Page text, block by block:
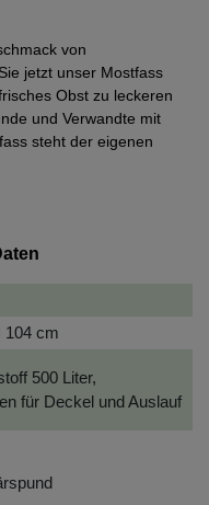
von
jetzt unser Mostfass
Obst zu leckeren
und Verwandte mit
steht der eigenen
104 cm
500 Liter,
für Deckel und Auslauf